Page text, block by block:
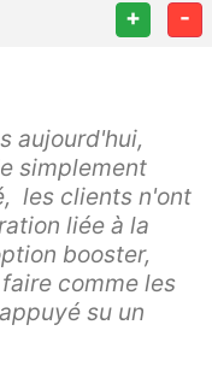
+ -
aujourd'hui,
simplement
les clients n'ont
liée à la
booster,
comme les
su un